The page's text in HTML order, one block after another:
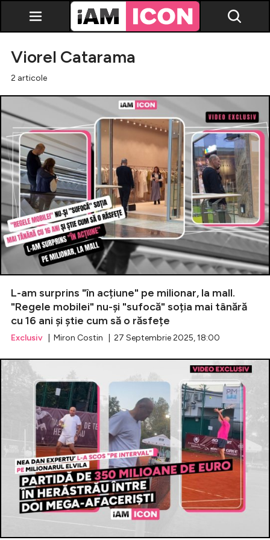
Vedete
Breaking news
Evenimente
Emisiuni TV
Horoscop
Lifestyle
Celebrități
Breaking News
Intră în cont
Creează cont
Viorel Catarama
2 articole
L-am surprins "în acțiune" pe milionar, la mall.
"Regele mobilei" nu-și "sufocă" soția mai tânără
cu 16 ani și știe cum să o răsfețe
Exclusiv | Miron Costin | 27 Septembrie 2025, 18:00